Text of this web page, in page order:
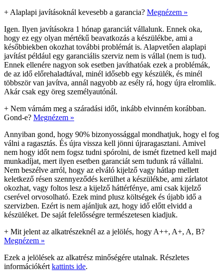
+ Alaplapi javításoknál kevesebb a garancia? Megnézem »
Igen. Ilyen javításokra 1 hónap garanciát vállalunk. Ennek oka,
hogy ez egy olyan mértékű beavatkozás a készülékbe, ami a
későbbiekben okozhat további problémát is. Alapvetően alaplapi
javítást például egy garanciális szerviz nem is vállal (nem is tud).
Ennek ellenére nagyon sok esetben javíthatóak ezek a problémák,
de az idő előrehaladtával, minél idősebb egy készülék, és minél
többször van javítva, annál nagyobb az esély rá, hogy újra elromlik.
Akár csak egy öreg személyautónál.
+ Nem várnám meg a száradási időt, inkább elvinném korábban.
Gond-e? Megnézem »
Annyiban gond, hogy 90% bizonyossággal mondhatjuk, hogy el fog
válni a ragasztás. És újra vissza kell jönni újraragasztani. Amivel
nem hogy időt nem fogsz tudni spórolni, de ismét fizetned kell majd
munkadíjat, mert ilyen esetben garanciát sem tudunk rá vállalni.
Nem beszélve arról, hogy az elváló kijelző vagy hátlap mellett
keletkező résen szennyeződés kerülhet a készülékbe, ami zárlatot
okozhat, vagy foltos lesz a kijelző háttérfénye, ami csak kijelző
cserével orvosolható. Ezek mind plusz költségek és újabb idő a
szervizben. Ezért is nem ajánljuk azt, hogy idő előtt elvidd a
készüléket. De saját felelősségre természetesen kiadjuk.
+ Mit jelent az alkatrészeknél az a jelölés, hogy A++, A+, A, B?
Megnézem »
Ezek a jelölések az alkatrész minőségére utalnak. Részletes
információkért kattints ide.